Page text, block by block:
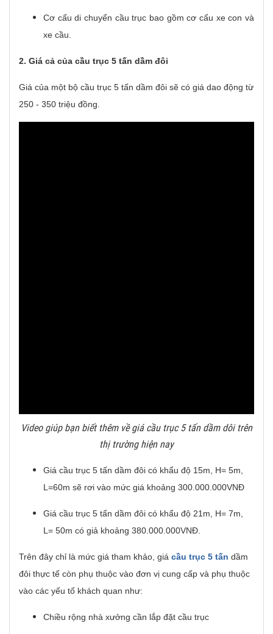
Cơ cấu di chuyển cầu trục bao gồm cơ cấu xe con và
xe cầu.
2. Giá cả của cầu trục 5 tấn dầm đôi
Giá của một bộ cầu trục 5 tấn dầm đôi sẽ có giá dao động từ
250 - 350 triệu đồng.
Video giúp bạn biết thêm về giá cầu trục 5 tấn dầm dôi trên
thị trường hiện nay
Giá cầu trục 5 tấn dầm đôi có khẩu độ 15m, H= 5m,
L=60m sẽ rơi vào mức giá khoảng 300.000.000VNĐ
Giá cầu trục 5 tấn dầm đôi có khẩu độ 21m, H= 7m,
L= 50m có giả khoảng 380.000.000VNĐ.
Trên đây chỉ là mức giá tham khảo, giá cầu trục 5 tấn dầm
đôi thực tế còn phụ thuộc vào đơn vị cung cấp và phụ thuộc
vào các yếu tố khách quan như:
Chiều rộng nhà xưởng cần lắp đặt cầu trục